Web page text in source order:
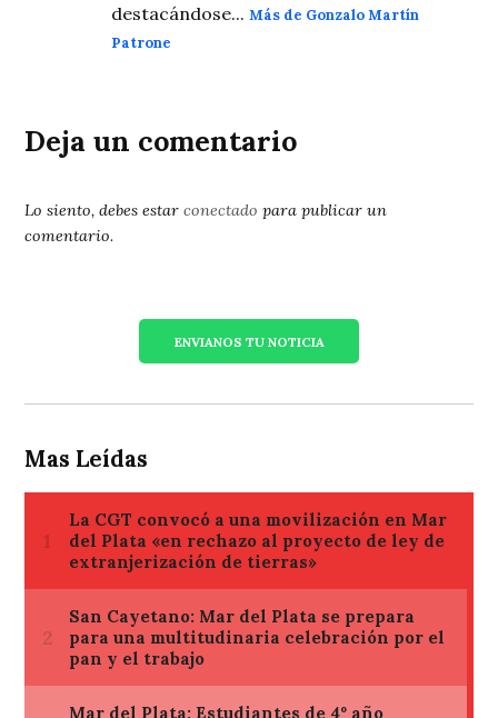
destacándose...Más de Gonzalo Martín
Patrone
Deja un comentario
Lo siento, debes estarconectado para publicar un
comentario.
ENVIANOS TU NOTICIA
Mas Leídas